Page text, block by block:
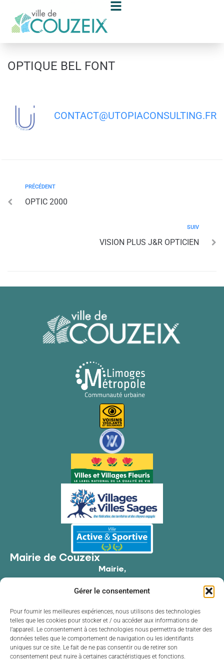
Gérer le consentement
Pour fournir les meilleures expériences, nous utilisons des technologies
telles que les cookies pour stocker et / ou accéder aux informations de
l’appareil. Le consentement à ces technologies nous permettra de traiter des
données telles que le comportement de navigation ou les identifiants
uniques sur ce site. Le fait de ne pas consentir ou de retirer son
consentement peut nuire à certaines caractéristiques et fonctions.
OPTIQUE BEL FONT
CONTACT@UTOPIACONSULTING.FR
PRÉCÉDENT
OPTIC 2000
SUIV
VISION PLUS J&R OPTICIEN
Mairie de Couzeix
Mairie,
87270 Couzeix
05 55 39 34 09
Contacter la mairie
Horaires d'ouverture
Lundide 8h30 à 12h00 et de 13h30 à 17h30
Mardi
de 8h30 à 12h00 et de 13h30 à 17h30